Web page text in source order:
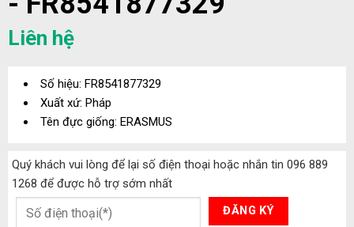
Liên hệ
Số hiệu: FR8541877329
Xuất xứ: Pháp
Tên đực giống: ERASMUS
Quý khách vui lòng để lại số điện thoại hoặc nhắn tin 096 889
1268 để được hỗ trợ sớm nhất